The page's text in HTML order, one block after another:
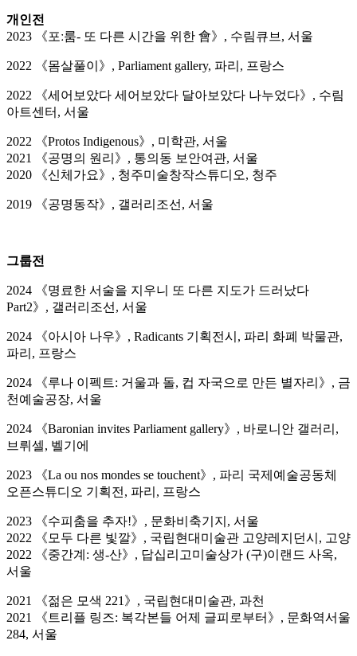
개인전
2023 《포ː룸- 또 다른 시간을 위한 會》, 수림큐브, 서울
2022 《몸살풀이》, Parliament gallery, 파리, 프랑스
2022 《세어보았다 세어보았다 달아보았다 나누었다》, 수림
아트센터, 서울
2022 《Protos Indigenous》, 미학관, 서울
2021 《공명의 원리》, 통의동 보안여관, 서울
2020 《신체가요》, 청주미술창작스튜디오, 청주
2019 《공명동작》, 갤러리조선, 서울
그룹전
2024 《명료한 서술을 지우니 또 다른 지도가 드러났다
Part2》, 갤러리조선, 서울
2024 《아시아 나우》, Radicants 기획전시, 파리 화폐 박물관,
파리, 프랑스
2024 《루나 이펙트: 거울과 돌, 컵 자국으로 만든 별자리》, 금
천예술공장, 서울
2024 《Baronian invites Parliament gallery》, 바로니안 갤러리,
브뤼셀, 벨기에
2023 《La ou nos mondes se touchent》, 파리 국제예술공동체
오픈스튜디오 기획전, 파리, 프랑스
2023 《수피춤을 추자!》, 문화비축기지, 서울
2022 《모두 다른 빛깔》, 국립현대미술관 고양레지던시, 고양
2022 《중간계: 생-산》, 답십리고미술상가 (구)이랜드 사옥,
서울
2021 《젊은 모색 221》, 국립현대미술관, 과천
2021 《트리플 링즈: 복각본들 어제 글피로부터》, 문화역서울
284, 서울